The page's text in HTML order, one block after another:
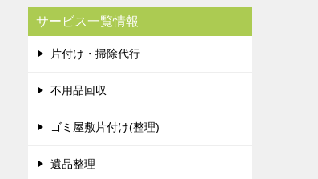
サービス一覧情報
片付け・掃除代行
不用品回収
ゴミ屋敷片付け(整理)
遺品整理